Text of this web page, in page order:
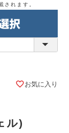
されます。
お気に入り
ル)